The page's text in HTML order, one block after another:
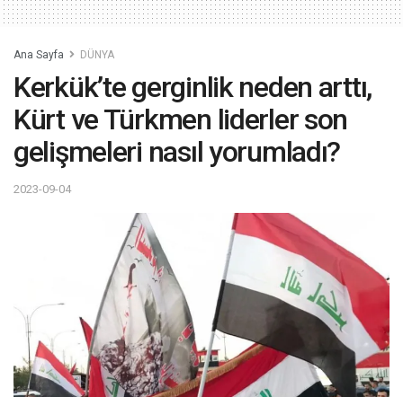
Ana Sayfa DÜNYA
Kerkük’te gerginlik neden arttı,
Kürt ve Türkmen liderler son
gelişmeleri nasıl yorumladı?
2023-09-04